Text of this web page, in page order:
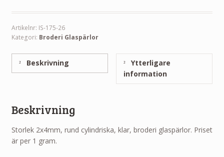
Artikelnr: IS-175-26
Kategori: Broderi Glaspärlor
Beskrivning
Ytterligare
information
Beskrivning
Storlek 2x4mm, rund cylindriska, klar, broderi glaspärlor. Priset
är per 1 gram.